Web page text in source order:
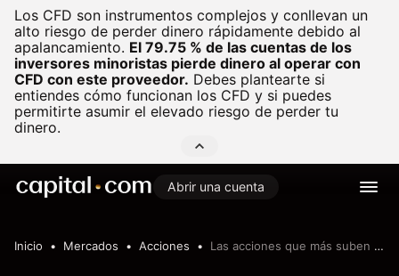
Los CFD son instrumentos complejos y conllevan un
alto riesgo de perder dinero rápidamente debido al
apalancamiento. El 79.75 % de las cuentas de los
inversores minoristas pierde dinero al operar con
CFD con este proveedor. Debes plantearte si
entiendes cómo funcionan los CFD y si puedes
permitirte asumir el elevado riesgo de perder tu
dinero.
Abrir una cuenta
Inicio Mercados Acciones Las acciones que más suben hoy